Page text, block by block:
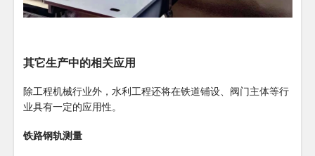
其它生产中的相关应用
除工程机械行业外，水利工程还将在铁道铺设、阀门主体等行
业具有一定的应用性。
铁路钢轨测量